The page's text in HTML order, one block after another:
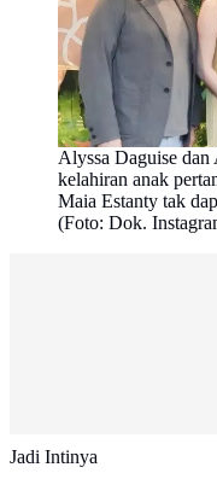
Alyssa Daguise dan
kelahiran anak
Maia Estanty tak
(Foto: Dok.
Jadi Intinya